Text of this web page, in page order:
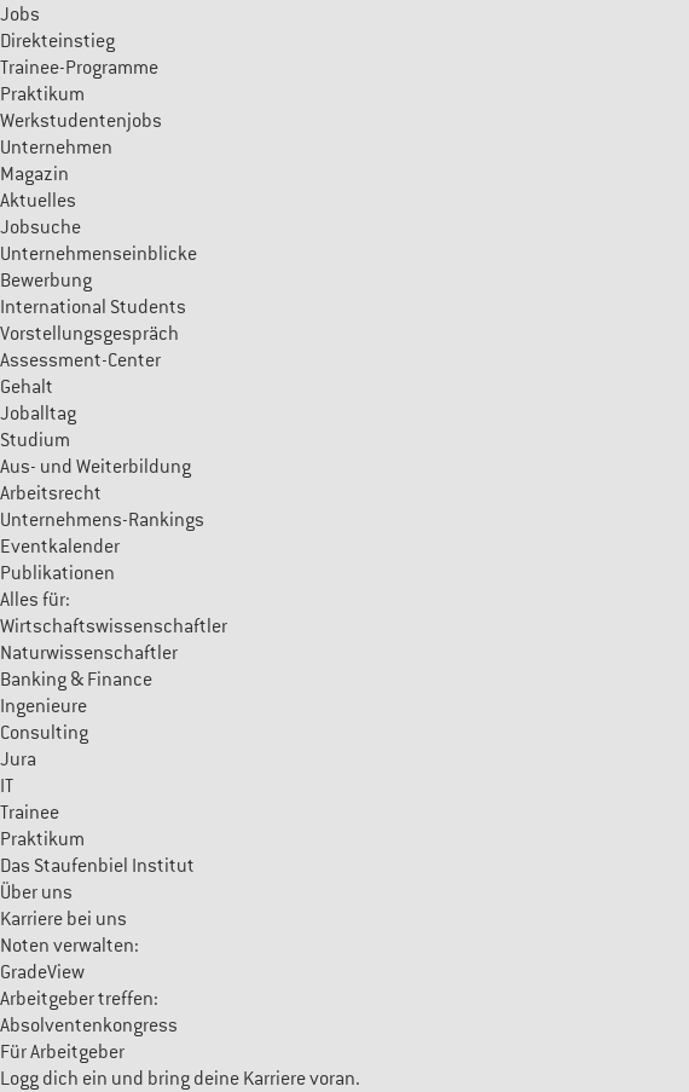
Jobs
Direkteinstieg
Trainee-Programme
Praktikum
Werkstudentenjobs
Unternehmen
Magazin
Aktuelles
Jobsuche
Unternehmenseinblicke
Bewerbung
International Students
Vorstellungsgespräch
Assessment-Center
Gehalt
Joballtag
Studium
Aus- und Weiterbildung
Arbeitsrecht
Unternehmens-Rankings
Eventkalender
Publikationen
Alles für:
Wirtschaftswissenschaftler
Naturwissenschaftler
Banking & Finance
Ingenieure
Consulting
Jura
IT
Trainee
Praktikum
Das Staufenbiel Institut
Über uns
Karriere bei uns
Noten verwalten:
GradeView
Arbeitgeber treffen:
Absolventenkongress
Für Arbeitgeber
Logg dich ein und bring deine Karriere voran.